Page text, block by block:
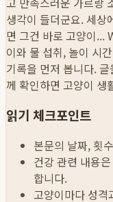
생각이 들더군요. 세상
면 그건 바로 고양이...
이와 물 섭취, 놀이 시
기록을 먼저 봅니다.
께 확인하면 고양이 생
읽기 체크포인트
본문의 날짜, 횟
건강 관련 내용
합니다.
고양이마다 성격